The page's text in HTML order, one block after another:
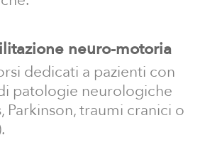
neuro-motoria
dedicati a pazienti con
patologie neurologiche
Parkinson, traumi cranici o